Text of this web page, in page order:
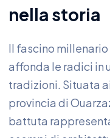
nella storia
Il fascino
affonda le radici in
tradizioni. Situata
provincia di
battuta